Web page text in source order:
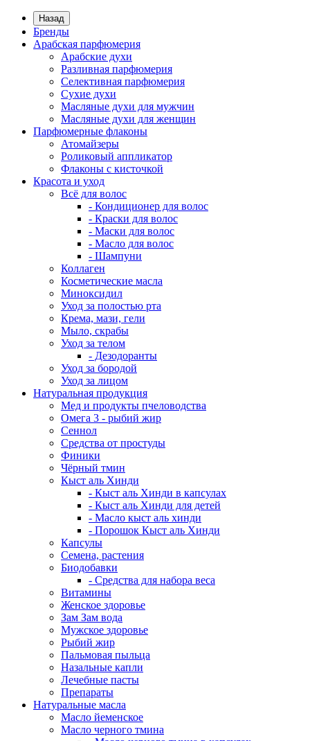
Назад
Бренды
Арабская парфюмерия
Арабские духи
Разливная парфюмерия
Селективная парфюмерия
Сухие духи
Масляные духи для мужчин
Масляные духи для женщин
Парфюмерные флаконы
Атомайзеры
Роликовый аппликатор
Флаконы с кисточкой
Красота и уход
Всё для волос
- Кондиционер для волос
- Краски для волос
- Маски для волос
- Масло для волос
- Шампуни
Коллаген
Косметические масла
Миноксидил
Уход за полостью рта
Крема, мази, гели
Мыло, скрабы
Уход за телом
- Дезодоранты
Уход за бородой
Уход за лицом
Натуральная продукция
Мед и продукты пчеловодства
Омега 3 - рыбий жир
Сеннол
Средства от простуды
Финики
Чёрный тмин
Кыст аль Хинди
- Кыст аль Хинди в капсулах
- Кыст аль Хинди для детей
- Масло кыст аль хинди
- Порошок Кыст аль Хинди
Капсулы
Семена, растения
Биодобавки
- Средства для набора веса
Витамины
Женское здоровье
Зам Зам вода
Мужское здоровье
Рыбий жир
Пальмовая пыльца
Назальные капли
Лечебные пасты
Препараты
Натуральные масла
Масло йеменское
Масло черного тмина